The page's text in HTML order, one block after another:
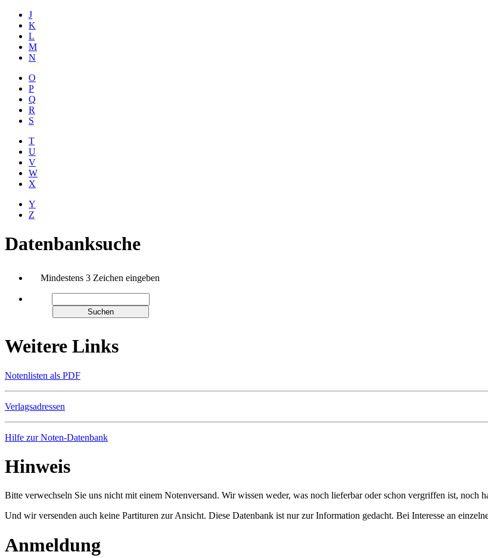
J
K
L
M
N
O
P
Q
R
S
T
U
V
W
X
Y
Z
Datenbanksuche
Mindestens 3 Zeichen eingeben
Weitere Links
Notenlisten als PDF
Verlagsadressen
Hilfe zur Noten-Datenbank
Hinweis
Bitte verwechseln Sie uns nicht mit einem Notenversand. Wir wissen weder, was noch lieferbar oder schon vergriffen ist, noch
Und wir versenden auch keine Partituren zur Ansicht. Diese Datenbank ist nur zur Information gedacht. Bei Interesse an
Anmeldung